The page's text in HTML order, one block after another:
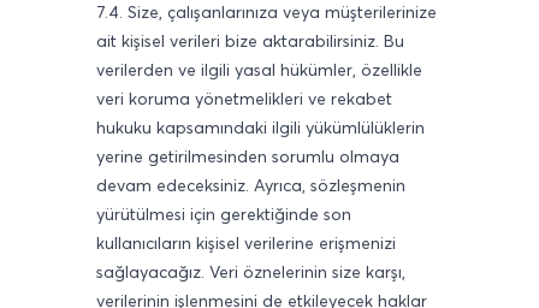
7.4. Size, çalışanlarınıza veya müşterilerinize
ait kişisel verileri bize aktarabilirsiniz. Bu
verilerden ve ilgili yasal hükümler, özellikle
veri koruma yönetmelikleri ve rekabet
hukuku kapsamındaki ilgili yükümlülüklerin
yerine getirilmesinden sorumlu olmaya
devam edeceksiniz. Ayrıca, sözleşmenin
yürütülmesi için gerektiğinde son
kullanıcıların kişisel verilerine erişmenizi
sağlayacağız. Veri öznelerinin size karşı,
verilerinin işlenmesini de etkileyecek haklar